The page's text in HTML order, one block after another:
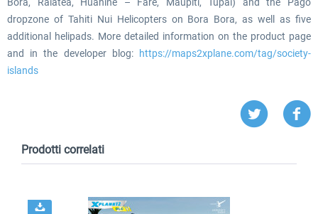
dropzone of Tahiti Nui Helicopters on Bora Bora, as well as five
additional helipads. More detailed information on the product page
and in the developer blog:
https://maps2xplane.com/tag/society-
islands
Prodotti correlati